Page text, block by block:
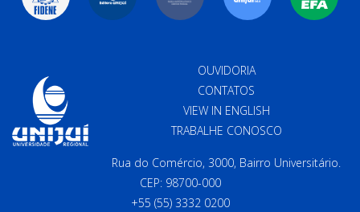
OUVIDORIA
CONTATOS
VIEW IN ENGLISH
TRABALHE CONOSCO
Rua do Comércio, 3000, Bairro Universitário.
CEP: 98700-000
+55 (55) 3332 0200